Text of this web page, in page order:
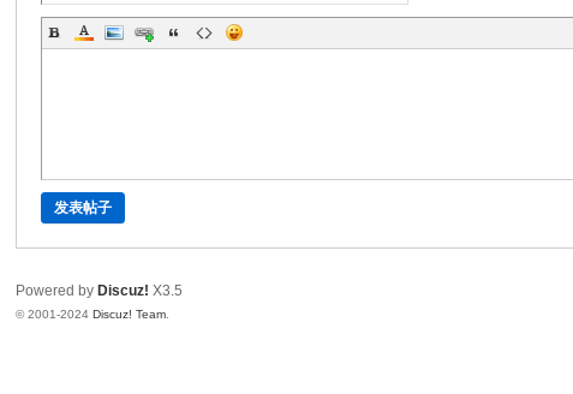
发表帖子
Powered by Discuz! X3.5
© 2001-2024Discuz! Team